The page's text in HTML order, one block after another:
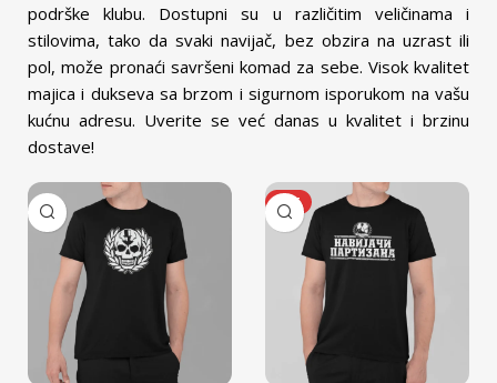
podrške klubu. Dostupni su u različitim veličinama i
stilovima, tako da svaki navijač, bez obzira na uzrast ili
pol, može pronaći savršeni komad za sebe. Visok kvalitet
majica i dukseva sa brzom i sigurnom isporukom na vašu
kućnu adresu. Uverite se već danas u kvalitet i brzinu
dostave!
HOT